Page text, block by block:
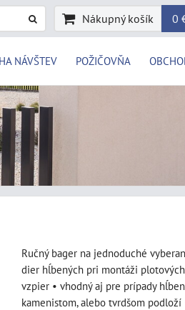
Nákupný košík 0
NÁVŠTEV POŽIČOVŇA
Ručný bager na jednoduché
dier hĺbených pri montáži
vzpier • vhodný aj pre prípady
kamenistom, alebo tvrdšom podloží